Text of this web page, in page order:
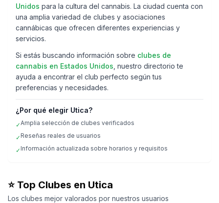
Unidos para la cultura del cannabis. La ciudad cuenta con
una amplia variedad de clubes y asociaciones
cannábicas que ofrecen diferentes experiencias y
servicios.
Si estás buscando información sobre clubes de
cannabis en Estados Unidos , nuestro directorio te
ayuda a encontrar el club perfecto según tus
preferencias y necesidades.
¿Por qué elegir Utica?
✓Amplia selección de clubes verificados
✓ Reseñas reales de usuarios
✓ Información actualizada sobre horarios y requisitos
⭐ Top Clubes en Utica
Los clubes mejor valorados por nuestros usuarios
Exit 31 Exotic